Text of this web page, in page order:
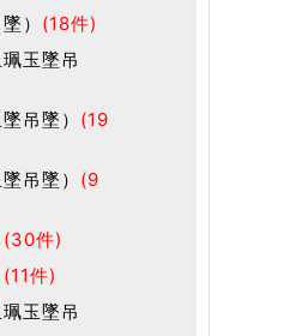
） (18件)
玉墜吊
吊墜） (19
吊墜） (9
(30件)
(11件)
玉墜吊